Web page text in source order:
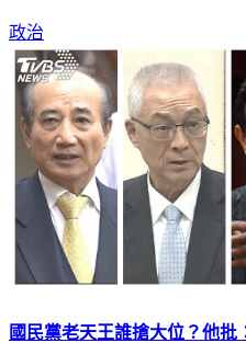
政治
國民黨老天王誰搶大位？他